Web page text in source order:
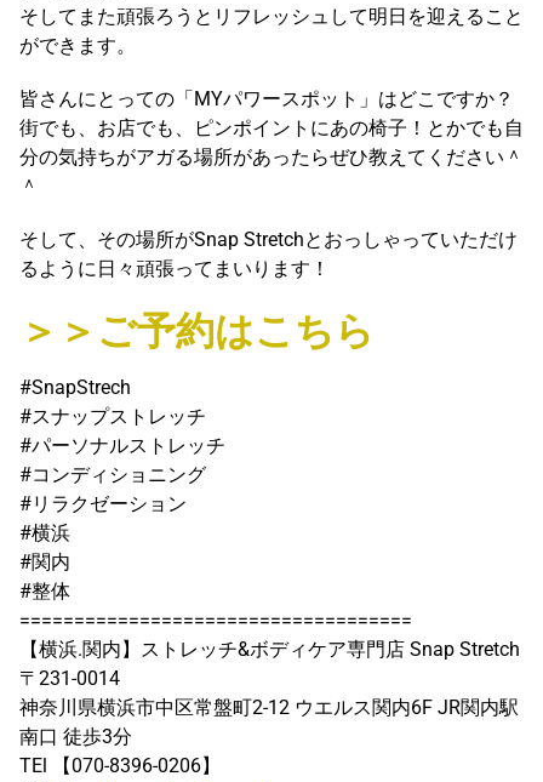
そしてまた頑張ろうとリフレッシュして明日を迎えること
ができます。
皆さんにとっての「MYパワースポット」はどこですか？
街でも、お店でも、ピンポイントにあの椅子！とかでも自
分の気持ちがアガる場所があったらぜひ教えてください＾
＾
そして、その場所がSnap Stretchとおっしゃっていただけ
るように日々頑張ってまいります！
＞＞ご予約はこちら
#SnapStrech
#スナップストレッチ
#パーソナルストレッチ
#コンディショニング
#リラクゼーション
#横浜
#関内
#整体
====================================
【横浜.関内】ストレッチ&ボディケア専門店 Snap Stretch
〒231-0014
神奈川県横浜市中区常盤町2-12 ウエルス関内6F JR関内駅
南口 徒歩3分
TEl 【070-8396-0206】